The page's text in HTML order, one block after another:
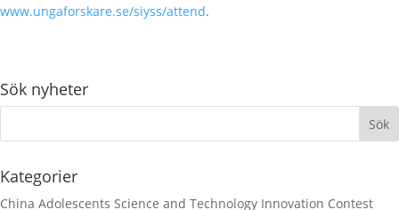
www.ungaforskare.se/siyss/attend.
Sök nyheter
Kategorier
China Adolescents Science and Technology Innovation Contest